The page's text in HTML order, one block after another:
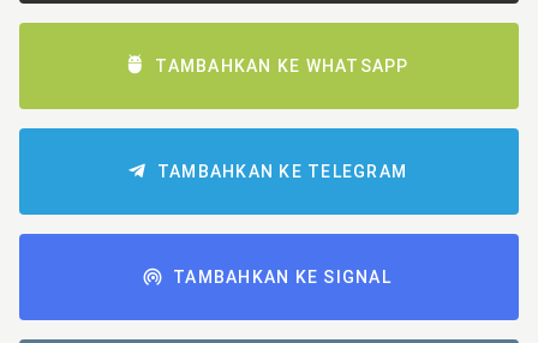
TAMBAHKAN KE WHATSAPP
TAMBAHKAN KE TELEGRAM
TAMBAHKAN KE SIGNAL